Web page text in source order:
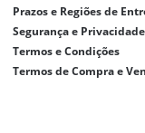
Prazos e Regiões de
Segurança e Privacidade
Termos e Condições
Termos de Compra e